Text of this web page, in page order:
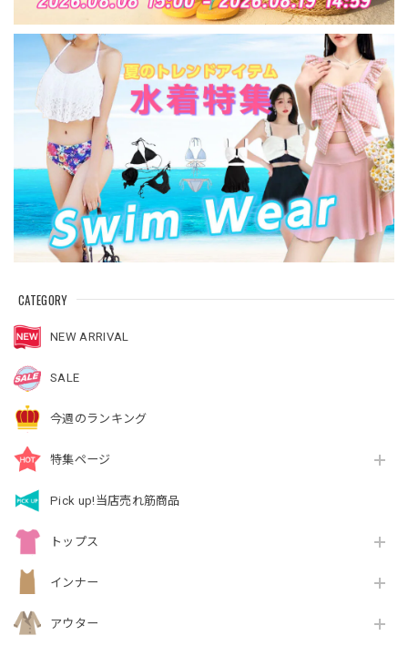
CATEGORY
NEW ARRIVAL
SALE
今週のランキング
特集ページ
Pick up!当店売れ筋商品
トップス
インナー
アウター